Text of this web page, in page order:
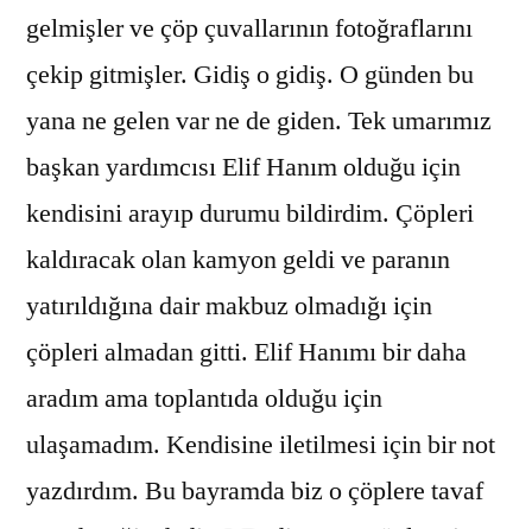
gelmişler ve çöp çuvallarının fotoğraflarını
çekip gitmişler. Gidiş o gidiş. O günden bu
yana ne gelen var ne de giden. Tek umarımız
başkan yardımcısı Elif Hanım olduğu için
kendisini arayıp durumu bildirdim. Çöpleri
kaldıracak olan kamyon geldi ve paranın
yatırıldığına dair makbuz olmadığı için
çöpleri almadan gitti. Elif Hanımı bir daha
aradım ama toplantıda olduğu için
ulaşamadım. Kendisine iletilmesi için bir not
yazdırdım. Bu bayramda biz o çöplere tavaf